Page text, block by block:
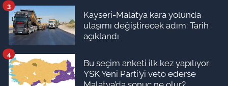
Kayseri-Malatya kara yolunda
ulaşımı değiştirecek adım: Tarih
açıklandı
3
Bu seçim anketi ilk kez yapılıyor:
YSK Yeni Parti’yi veto ederse
4